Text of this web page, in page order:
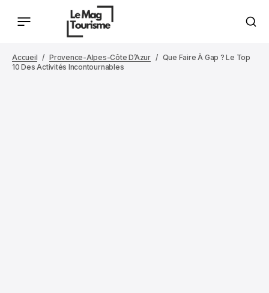
Accueil Provence-Alpes-Côte D’Azur
Que Faire À Gap ? Le Top
10 Des Activités Incontournables